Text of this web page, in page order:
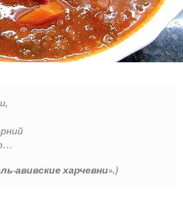
авивские харчевни».)